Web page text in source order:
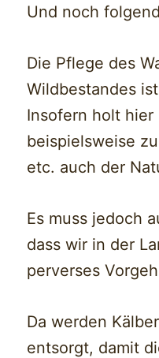
Und noch
Die Pflege des
Wildbestandes
Insofern holt hier
beispielsweise
etc. auch der
Es muss jedoch
dass wir in der
perverses
Da werden
entsorgt, damit